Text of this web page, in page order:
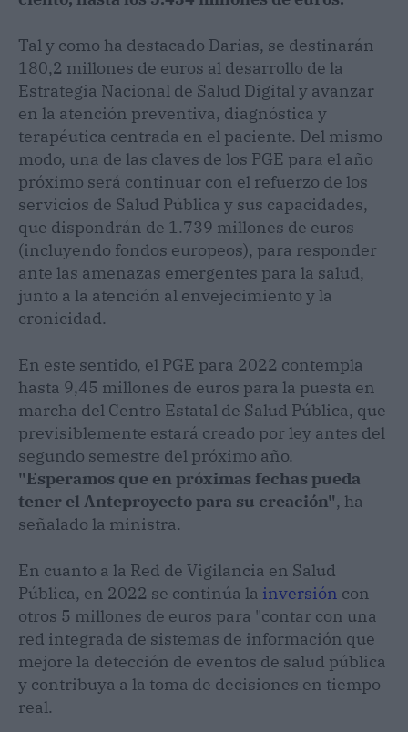
Tal y como ha destacado Darias, se destinarán
180,2 millones de euros al desarrollo de la
Estrategia Nacional de Salud Digital y avanzar
en la atención preventiva, diagnóstica y
terapéutica centrada en el paciente. Del mismo
modo, una de las claves de los PGE para el año
próximo será continuar con el refuerzo de los
servicios de Salud Pública y sus capacidades,
que dispondrán de 1.739 millones de euros
(incluyendo fondos europeos), para responder
ante las amenazas emergentes para la salud,
junto a la atención al envejecimiento y la
cronicidad.
En este sentido, el PGE para 2022 contempla
hasta 9,45 millones de euros para la puesta en
marcha del Centro Estatal de Salud Pública, que
previsiblemente estará creado por ley antes del
segundo semestre del próximo año.
"Esperamos que en próximas fechas pueda
tener el Anteproyecto para su creación", ha
señalado la ministra.
En cuanto a la Red de Vigilancia en Salud
Pública, en 2022 se continúa la inversión con
otros 5 millones de euros para "contar con una
red integrada de sistemas de información que
mejore la detección de eventos de salud pública
y contribuya a la toma de decisiones en tiempo
real.